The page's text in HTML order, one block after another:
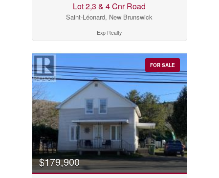
Lot 2,3 & 4 Cnr Road
Saint-Léonard, New Brunswick
Exp Realty
FOR SALE
$179,900